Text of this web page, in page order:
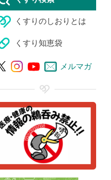
くすりのしおりとは
くすり知恵袋
メルマガ